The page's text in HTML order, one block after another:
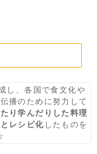
し、各国で食文化や
播のために努力して
り学んだりした料理
レシピ化したものを